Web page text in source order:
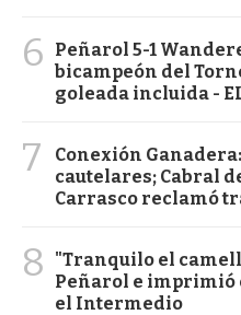
6
Peñarol 5-1
bicampeón del
goleada incluida -
7
Conexión
cautelares; Cabral
Carrasco reclamó
8
"Tranquilo el
Peñarol e imprimió
el Intermedio